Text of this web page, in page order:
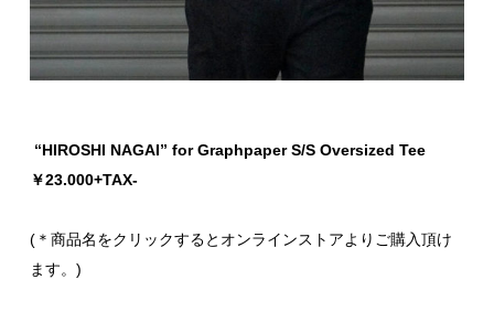
“HIROSHI NAGAI” for Graphpaper S/S Oversized Tee
￥23.000+TAX-
(＊商品名をクリックするとオンラインストアよりご購入頂け
ます。)